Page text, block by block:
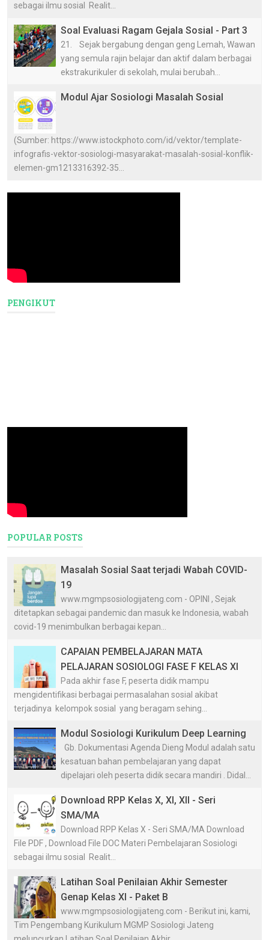
sebagai ilmu sosial Realit...
Soal Evaluasi Ragam Gejala Sosial - Part 3
21. Sejak bergabung dengan geng Lemah, Wawan
yang semula rajin belajar dan aktif dalam berbagai
ekstrakurikuler di sekolah, mulai berubah...
Modul Ajar Sosiologi Masalah Sosial
(Sumber: https://www.istockphoto.com/id/vektor/template-
infografis-vektor-sosiologi-masyarakat-masalah-sosial-konflik-
elemen-gm1213316392-35...
PENGIKUT
POPULAR POSTS
Masalah Sosial Saat terjadi Wabah COVID-
19
www.mgmpsosiologijateng.com - OPINI , Sejak
ditetapkan sebagai pandemic dan masuk ke Indonesia, wabah
covid-19 menimbulkan berbagai kepan...
CAPAIAN PEMBELAJARAN MATA
PELAJARAN SOSIOLOGI FASE F KELAS XI
Pada akhir fase F, peserta didik mampu
mengidentifikasi berbagai permasalahan sosial akibat
terjadinya kelompok sosial yang beragam sehing...
Modul Sosiologi Kurikulum Deep Learning
Gb. Dokumentasi Agenda Dieng Modul adalah satu
kesatuan bahan pembelajaran yang dapat
dipelajari oleh peserta didik secara mandiri . Didal...
Download RPP Kelas X, XI, XII - Seri
SMA/MA
Download RPP Kelas X - Seri SMA/MA Download
File PDF , Download File DOC Materi Pembelajaran Sosiologi
sebagai ilmu sosial Realit...
Latihan Soal Penilaian Akhir Semester
Genap Kelas XI - Paket B
www.mgmpsosiologijateng.com - Berikut ini, kami,
Tim Pengembang Kurikulum MGMP Sosiologi Jateng